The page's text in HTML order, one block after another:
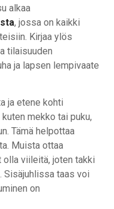
alkaa
, jossa on kaikki
Kirjaa ylös
tilaisuuden
ja lapsen lempivaate
ja etene kohti
mekko tai puku,
Tämä helpottaa
Muista ottaa
olla viileitä, joten takki
Sisäjuhlissa taas voi
on